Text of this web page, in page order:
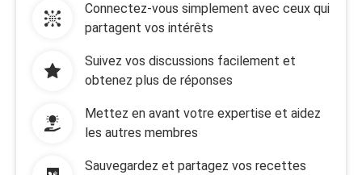
Connectez-vous simplement avec ceux qui
partagent vos intérêts
Suivez vos discussions facilement et
obtenez plus de réponses
Mettez en avant votre expertise et aidez
les autres membres
Sauvegardez et partagez vos recettes